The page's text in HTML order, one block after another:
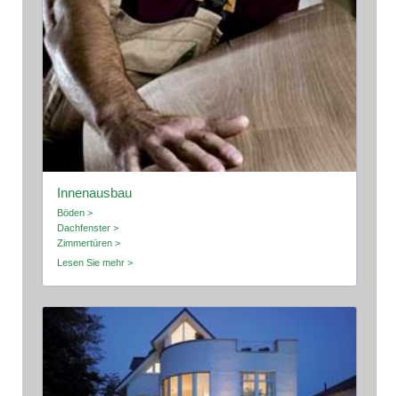
Innenausbau
Böden >
Dachfenster >
Zimmertüren >
Lesen Sie mehr >